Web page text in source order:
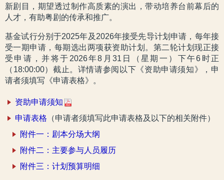
新剧目，期望透过制作高质素的演出，带动培养台前幕后的
人才，有助粤剧的传承和推广。
基金试行分别于2025年及2026年接受先导计划申请，每年接
受一期申请，每期选出两项获资助计划。第二轮计划现正接
受申请，并将于2026年8月31日（星期一）下午6时正
（18:00:00）截止。详情请参阅以下《资助申请须知》，申
请者须填写《申请表格》。
资助申请须知
申请表格 （申请者须填写此申请表格及以下的相关附件）
附件一：剧本分场大纲
附件二：主要参与人员履历
附件三：计划预算明细